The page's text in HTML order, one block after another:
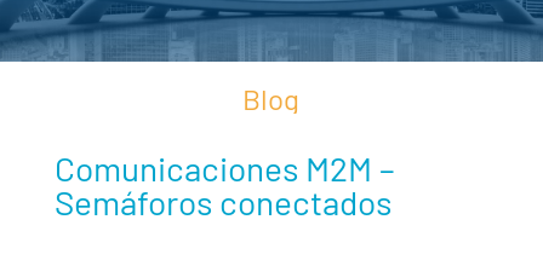
Blog
Comunicaciones M2M –
Semáforos conectados